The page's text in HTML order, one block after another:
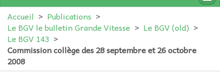
QUI SOMMES-NOUS ?
ADHÉRER
Accueil > Publications >
Le BGV le bulletin Grande Vitesse > Le BGV (old) >
Le BGV 143 >
Commission collège des 28 septembre et 26 octobre
2008